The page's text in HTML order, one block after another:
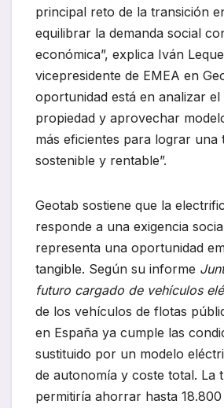
principal reto de la transición
equilibrar la demanda social
económica”, explica Iván
vicepresidente de EMEA en
oportunidad está en analizar el
propiedad y aprovechar
más eficientes para lograr una
sostenible y rentable”.
Geotab sostiene que la
responde a una exigencia
representa una oportunidad
tangible. Según su informe
futuro cargado de vehículos
de los vehículos de flotas
en España ya cumple las
sustituido por un modelo
de autonomía y coste total. La
permitiría ahorrar hasta